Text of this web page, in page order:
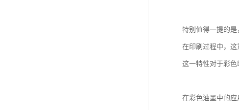
特别值得一提的是
在印刷过程中，这
这一特性对于彩色
在彩色油墨中的应